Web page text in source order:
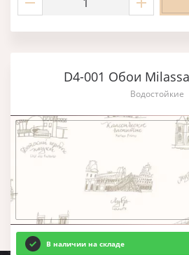
D4-001 Обои
Водостойкие
В наличии на складе